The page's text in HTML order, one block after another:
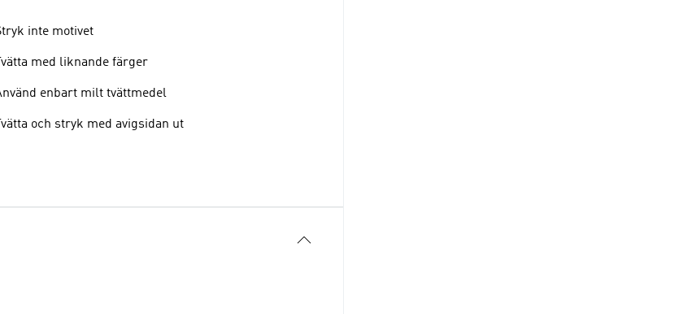
inte motivet
Tvätta med liknande färger
enbart milt tvättmedel
Tvätta och stryk med avigsidan ut